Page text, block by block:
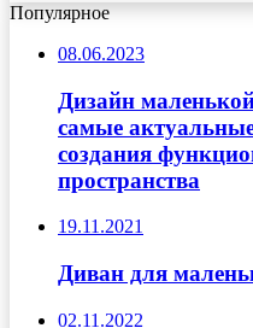
Популярное
08.06.2023
Дизайн
самые
создания
пространства
19.11.2021
Диван для
02.11.2022